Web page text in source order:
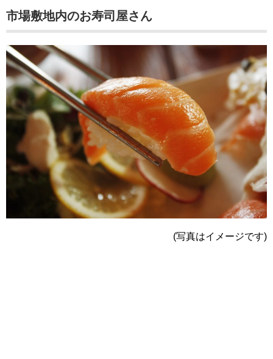
市場敷地内のお寿司屋さん
(写真はイメージです)